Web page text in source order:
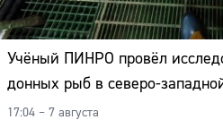
Учёный ПИНРО провёл
донных рыб в северо-
17:04 – 7 августа